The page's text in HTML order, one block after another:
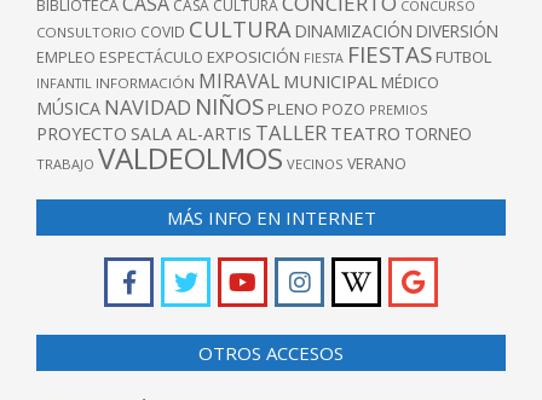
BIBLIOTECA CASA CULTURA
CONCURSO
CONSULTORIO COVID CULTURA DINAMIZACIÓN DIVERSIÓN
EMPLEO ESPECTÁCULO EXPOSICIÓN FIESTA FIESTAS FUTBOL
INFANTIL INFORMACIÓN MIRAVAL MUNICIPAL MÉDICO
MÚSICA NAVIDAD NIÑOS PLENO POZO PREMIOS
PROYECTO SALA AL-ARTIS TALLER TEATRO TORNEO
TRABAJO VALDEOLMOS VECINOS VERANO
MÁS INFO EN INTERNET
OTROS ACCESOS